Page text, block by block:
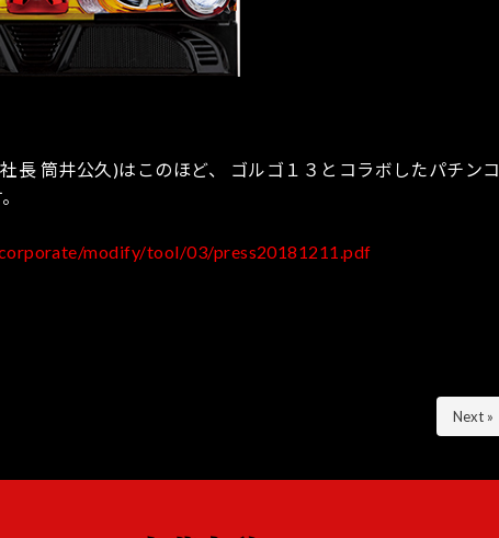
長 筒井公久)はこのほど、 ゴルゴ１３とコラボしたパチンコ
modify/tool/03/press20181211.pdf
Next »